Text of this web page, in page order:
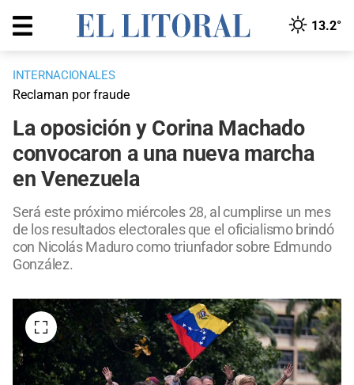
13.2°
INTERNACIONALES
Reclaman por fraude
La oposición y Corina Machado
convocaron a una nueva marcha
en Venezuela
Será este próximo miércoles 28, al cumplirse un mes
de los resultados electorales que el oficialismo brindó
con Nicolás Maduro como triunfador sobre Edmundo
González.